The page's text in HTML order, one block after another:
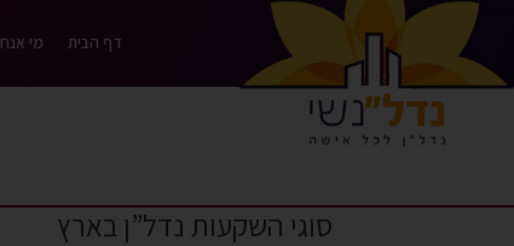
דף הבית מי
סוגי השקעות נדל”ן בארץ